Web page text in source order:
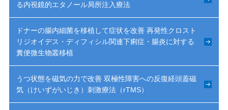
る内視鏡的エタノール局所注入療法
ドナーの腸内細菌を移植して症状を改善 再発性クロスト
リジオイデス・ディフィシル関連下痢症・腸炎に対する
糞便微生物叢移植
うつ状態を磁気の力で改善 双極性障害への反復経頭蓋磁
気（けいずがいじき）刺激療法（rTMS）